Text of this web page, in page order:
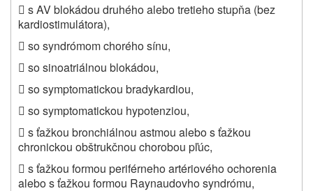
 s AV blokádou druhého alebo tretieho stupňa (bez
kardiostimulátora),
 so syndrómom chorého sínu,
 so sinoatriálnou blokádou,
 so symptomatickou bradykardiou,
 so symptomatickou hypotenziou,
 s ťažkou bronchiálnou astmou alebo s ťažkou
chronickou obštrukčnou chorobou pľúc,
 s ťažkou formou periférneho artériového ochorenia
alebo s ťažkou formou Raynaudovho syndrómu,